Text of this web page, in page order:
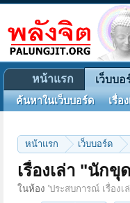
หน้าแรก เว็บบอร์ด
เรื่องเล่า "นัก
ในห้อง 'ประสบการณ์ เรื่องเ
หน้า 4182 ของ 4202 < ย้อนกลับ 1
หน้าแรก เว็บบอ
ค้นหาในเว็บบอร์ด เรื่อ